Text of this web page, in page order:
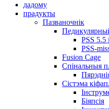
дадому
прадукты
Пазваночнік
PSS 5.5
PSS-
Fusion Cage
Спінальныя
Сістэма
Біяпсія